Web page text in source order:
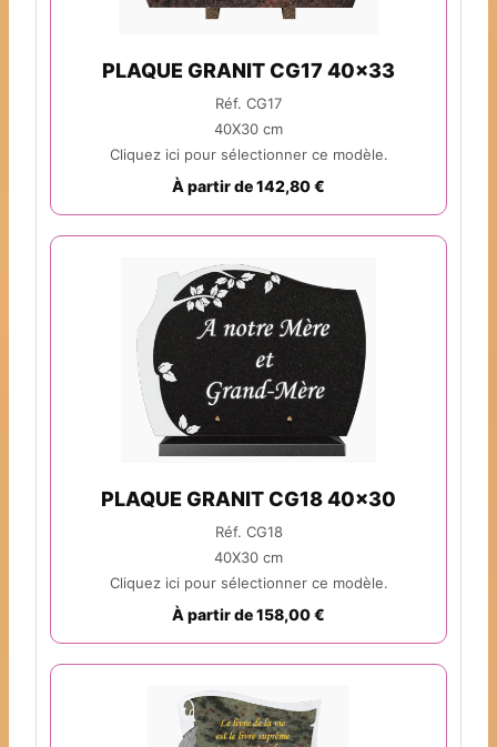
PLAQUE GRANIT CG17 40x33
Réf. CG17
40X30 cm
Cliquez ici pour sélectionner ce modèle.
À partir de 142,80 €
PLAQUE GRANIT CG18 40x30
Réf. CG18
40X30 cm
Cliquez ici pour sélectionner ce modèle.
À partir de 158,00 €